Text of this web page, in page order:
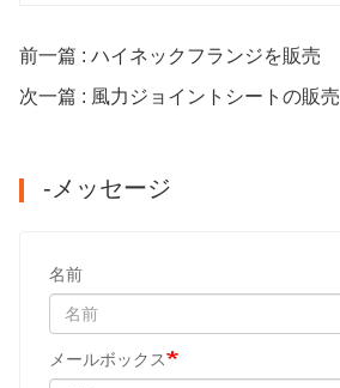
前一篇 : ハイネックフランジを販売
次一篇 : 風力ジョイントシートの販売
-メッセージ
名前
メールボックス